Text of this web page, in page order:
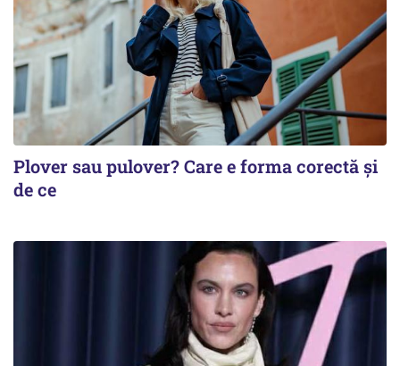
Plover sau pulover? Care e forma corectă și
de ce